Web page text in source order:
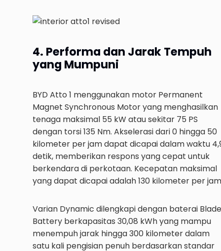
4. Performa dan Jarak Tempuh
yang Mumpuni
BYD Atto 1 menggunakan motor Permanent
Magnet Synchronous Motor yang menghasilkan
tenaga maksimal 55 kW atau sekitar 75 PS
dengan torsi 135 Nm. Akselerasi dari 0 hingga 50
kilometer per jam dapat dicapai dalam waktu
detik, memberikan respons yang cepat untuk
berkendara di perkotaan. Kecepatan maksimal
yang dapat dicapai adalah 130 kilometer per
Varian Dynamic dilengkapi dengan baterai Blade
Battery berkapasitas 30,08 kWh yang mampu
menempuh jarak hingga 300 kilometer dalam
satu kali pengisian penuh berdasarkan standar